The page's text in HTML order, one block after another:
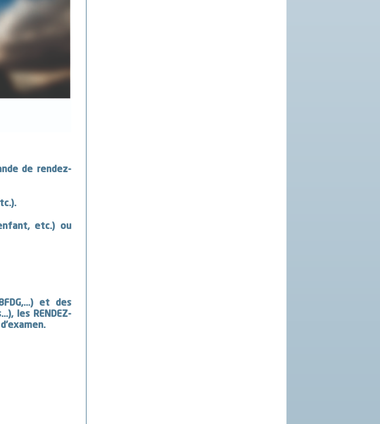
de rendez-
etc.) ou
et des
les RENDEZ-